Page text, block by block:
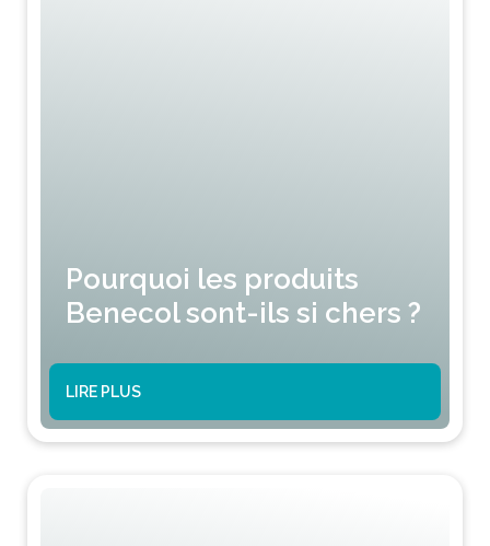
Pourquoi les produits
Benecol sont-ils si chers ?
LIRE PLUS